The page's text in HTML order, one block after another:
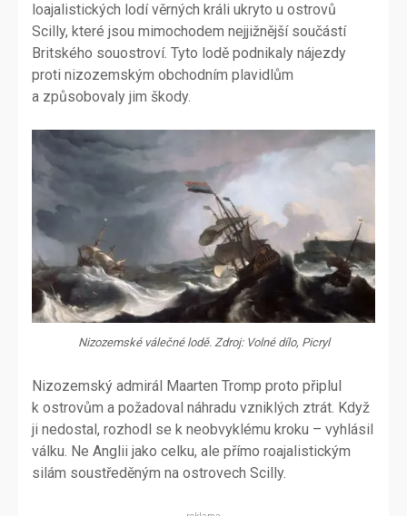
loajalistických lodí věrných králi ukryto u ostrovů
Scilly, které jsou mimochodem nejjižnější součástí
Britského souostroví. Tyto lodě podnikaly nájezdy
proti nizozemským obchodním plavidlům
a způsobovaly jim škody.
Nizozemské válečné lodě. Zdroj: Volné dílo, Picryl
Nizozemský admirál Maarten Tromp proto připlul
k ostrovům a požadoval náhradu vzniklých ztrát. Když
ji nedostal, rozhodl se k neobvyklému kroku – vyhlásil
válku. Ne Anglii jako celku, ale přímo roajalistickým
silám soustředěným na ostrovech Scilly.